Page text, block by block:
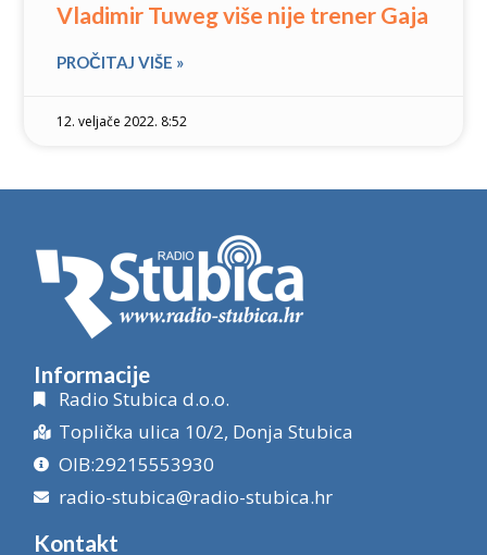
Vladimir Tuweg više nije trener Gaja
PROČITAJ VIŠE »
12. veljače 2022. 8:52
Informacije
Radio Stubica d.o.o.
Toplička ulica 10/2, Donja Stubica
OIB:29215553930
radio-stubica@radio-stubica.hr
Kontakt